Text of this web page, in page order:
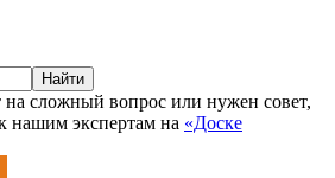
Найти
сложный вопрос или нужен совет,
нашим экспертам на «Доске